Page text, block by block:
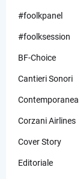
#foolkpanel
#foolksession
BF-Choice
Cantieri Sonori
Contemporanea
Corzani Airlines
Cover Story
Editoriale